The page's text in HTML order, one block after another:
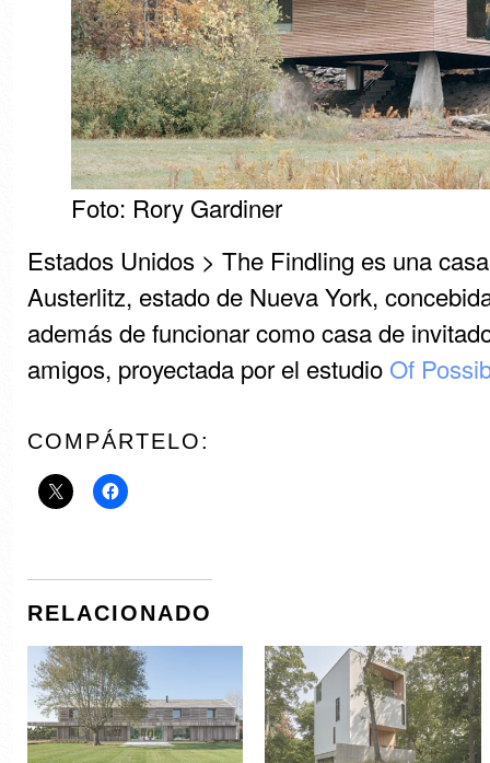
Foto: Rory Gardiner
Estados Unidos > The Findling es una
Austerlitz, estado de Nueva York,
además de funcionar como casa de
amigos, proyectada por el estudio Of
COMPÁRTELO:
RELACIONADO